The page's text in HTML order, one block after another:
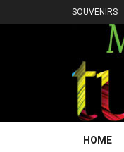
SOUVENIRS
HOME